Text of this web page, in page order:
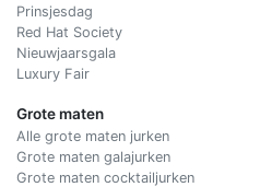
Prinsjesdag
Red Hat Society
Nieuwjaarsgala
Luxury Fair
Grote maten
Alle grote maten jurken
Grote maten galajurken
Grote maten cocktailjurken